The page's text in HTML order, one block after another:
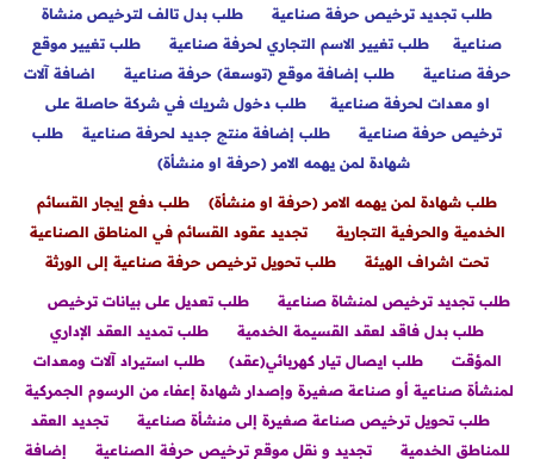
طلب تجديد ترخيص حرفة صناعية
طلب بدل تالف لترخيص منشاة
صناعية
طلب تغيير الاسم التجاري لحرفة صناعية
طلب تغيير موقع
حرفة صناعية
طلب إضافة موقع (توسعة) حرفة صناعية
اضافة آلات
او معدات لحرفة صناعية
طلب دخول شريك في شركة حاصلة على
ترخيص حرفة صناعية
طلب إضافة منتج جديد لحرفة صناعية
طلب
شهادة لمن يهمه الامر (حرفة او منشأة)
طلب شهادة لمن يهمه الامر (حرفة او منشأة)
طلب دفع إيجار القسائم
الخدمية والحرفية التجارية
تجديد عقود القسائم في المناطق الصناعية
تحت اشراف الهيئة
طلب تحويل ترخيص حرفة صناعية إلى الورثة
طلب تجديد ترخيص لمنشاة صناعية
طلب تعديل على بيانات ترخيص
طلب بدل فاقد لعقد القسيمة الخدمية
طلب تمديد العقد الإداري
المؤقت
طلب ايصال تيار كهربائي(عقد)
طلب استيراد آلات ومعدات
لمنشأة صناعية أو صناعة صغيرة وإصدار شهادة إعفاء من الرسوم الجمركية
طلب تحويل ترخيص صناعة صغيرة إلى منشأة صناعية
تجديد العقد
للمناطق الخدمية
تجديد و نقل موقع ترخيص حرفة الصناعية
إضافة